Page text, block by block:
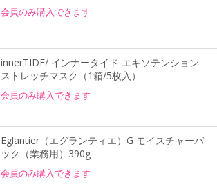
会員のみ購入できます
innerTIDE/ インナータイド エキソテンション
ストレッチマスク（1箱/5枚入）
会員のみ購入できます
Eglantier（エグランティエ）G モイスチャーパ
ック（業務用）390g
会員のみ購入できます